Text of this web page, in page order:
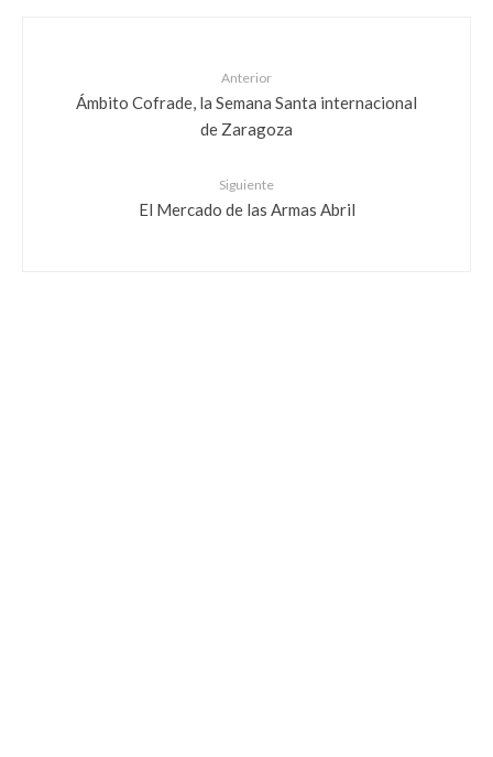
Anterior
Ámbito Cofrade, la Semana Santa internacional
de Zaragoza
Siguiente
El Mercado de las Armas Abril